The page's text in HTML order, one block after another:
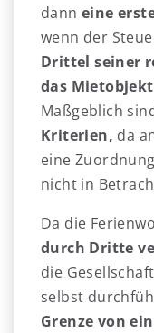
dann eine
wenn der
Drittel seiner
das
Maßgeblich
Kriterien, da
eine
nicht in
Da die
durch Dritte
die
selbst
Grenze von